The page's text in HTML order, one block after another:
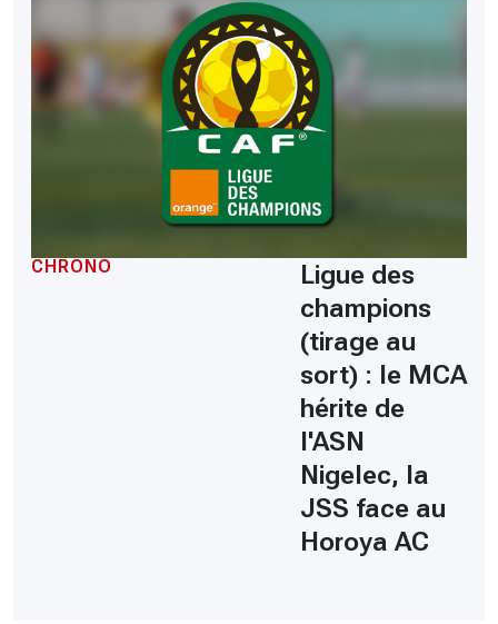
CHRONO
Ligue des
champions
(tirage au
sort) : le MCA
hérite de
l'ASN
Nigelec, la
JSS face au
Horoya AC